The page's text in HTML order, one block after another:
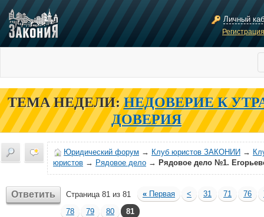
Личный
ТЕМА НЕДЕЛИ: НЕДОВЕРИЕ К
ДОВЕРИЯ
Юридический форум → Клуб юристов ЗАКОНИИ →
юристов → Рядовое дело → Рядовое дело №1.
Ответить Страница 81 из 81 « Первая < 31 71 76
78
79 80 81